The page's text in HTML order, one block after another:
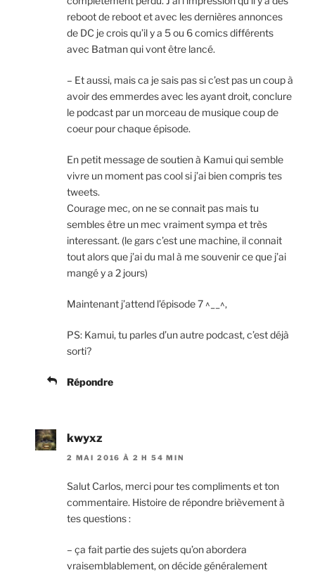
reboot de reboot et avec les dernières annonces
de DC je crois qu’il y a 5 ou 6 comics différents
avec Batman qui vont être lancé.
– Et aussi, mais ca je sais pas si c’est pas un coup à
avoir des emmerdes avec les ayant droit, conclure
le podcast par un morceau de musique coup de
coeur pour chaque épisode.
En petit message de soutien à Kamui qui semble
vivre un moment pas cool si j’ai bien compris tes
tweets.
Courage mec, on ne se connait pas mais tu
sembles être un mec vraiment sympa et très
interessant. (le gars c’est une machine, il connait
tout alors que j’ai du mal à me souvenir ce que j’ai
mangé y a 2 jours)
Maintenant j’attend l’épisode 7 ^__^,
PS: Kamui, tu parles d’un autre podcast, c’est déjà
sorti?
Répondre
kwyxz
2 MAI 2016 À 2 H 54 MIN
Salut Carlos, merci pour tes compliments et ton
commentaire. Histoire de répondre brièvement à
tes questions :
– ça fait partie des sujets qu’on abordera
vraisemblablement, on décide généralement